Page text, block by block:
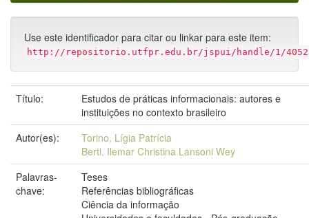
Use este identificador para citar ou linkar para este item:
http://repositorio.utfpr.edu.br/jspui/handle/1/
Título:
Estudos de práticas informacionais: autores e
instituições no contexto brasileiro
Autor(es):
Torino, Lígia Patrícia
Berti, Ilemar Christina Lansoni Wey
Palavras-
chave:
Teses
Referências bibliográficas
Ciência da informação